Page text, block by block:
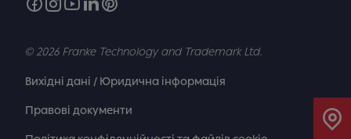
© 2026 Franke Technology and Trademark Ltd.
Вихідні дані / Юридична інформація
Правові документи